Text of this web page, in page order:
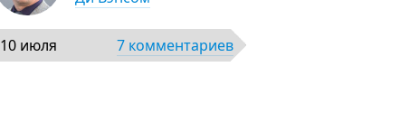
10 июля 7 комментариев